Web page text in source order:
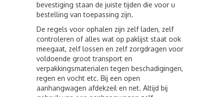
bevestiging staan de juiste tijden die voor u
bestelling van toepassing zijn.
De regels voor ophalen zijn zelf laden, zelf
controleren of alles wat op paklijst staat ook
meegaat, zelf lossen en zelf zorgdragen voor
voldoende groot transport en
verpakkingsmaterialen tegen beschadigingen,
regen en vocht etc. Bij een open
aanhangwagen afdekzeil en net. Altijd bij